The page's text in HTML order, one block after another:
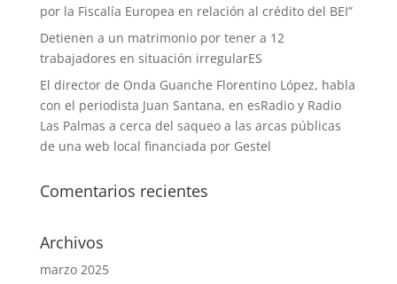
por la Fiscalía Europea en relación al crédito del BEI”
Detienen a un matrimonio por tener a 12
trabajadores en situación irregularES
El director de Onda Guanche Florentino López, habla
con el periodista Juan Santana, en esRadio y Radio
Las Palmas a cerca del saqueo a las arcas públicas
de una web local financiada por Gestel
Comentarios recientes
Archivos
marzo 2025